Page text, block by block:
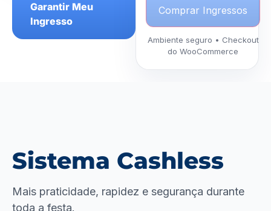
Garantir Meu
Ingresso
Comprar Ingressos
Ambiente seguro • Checkout
do WooCommerce
Sistema Cashless
Mais praticidade, rapidez e segurança durante
toda a festa.